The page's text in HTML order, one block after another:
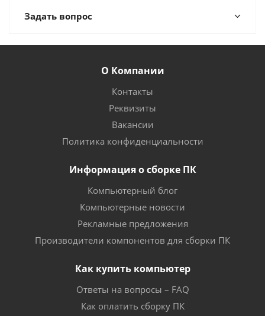
Задать вопрос
О Компании
Контакты
Реквизиты
Вакансии
Политика конфиденциальности
Информация о сборке ПК
Компьютерный блог
Компьютерные новости
Рекламные предложения
Производители компонентов для сборки ПК
Как купить компьютер
Ответы на вопросы – FAQ
Как оплатить сборку ПК